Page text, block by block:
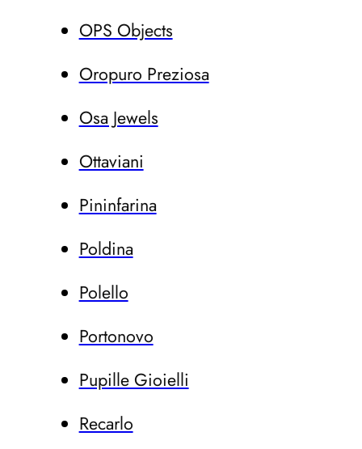
OPS Objects
Oropuro Preziosa
Osa Jewels
Ottaviani
Pininfarina
Poldina
Polello
Portonovo
Pupille Gioielli
Recarlo